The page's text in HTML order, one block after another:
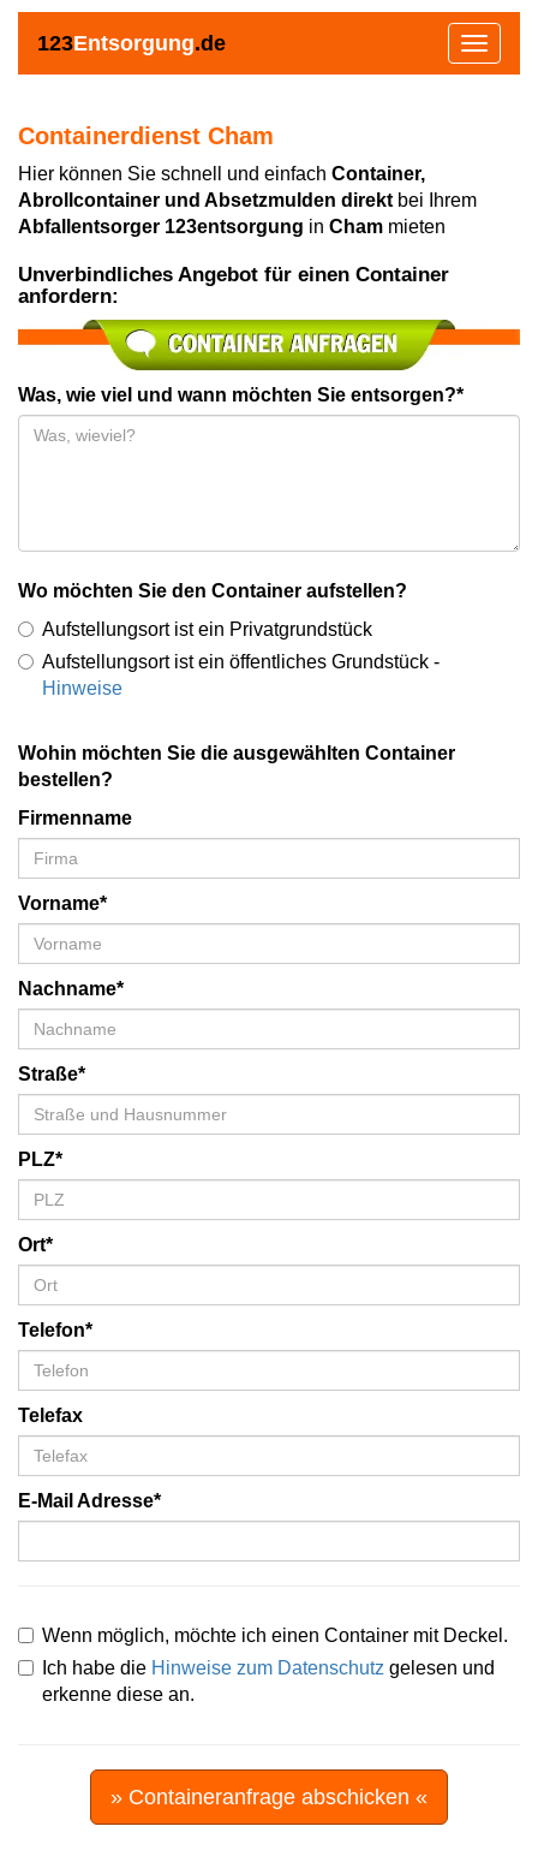
123Entsorgung.de
Toggle
Containerdienst Cham
Hier können Sie schnell und einfach Container,
Abrollcontainer und Absetzmulden direkt bei Ihrem
Abfallentsorger 123entsorgung in Cham mieten
Unverbindliches Angebot für einen Container
anfordern:
Was, wie viel und wann möchten Sie entsorgen?*
Wo möchten Sie den Container aufstellen?
Aufstellungsort ist ein Privatgrundstück
Aufstellungsort ist ein öffentliches Grundstück -
Hinweise
Wohin möchten Sie die ausgewählten Container
bestellen?
Firmenname
Vorname*
Nachname*
Straße*
PLZ*
Ort*
Telefon*
Telefax
E-Mail Adresse*
Wenn möglich, möchte ich einen Container mit Deckel.
Ich habe die Hinweise zum Datenschutz gelesen und
erkenne diese an.
» Containeranfrage abschicken «